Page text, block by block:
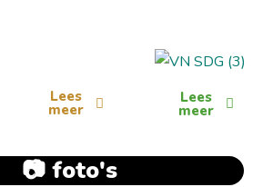
Lees
meer
Lees
meer
📷 foto's